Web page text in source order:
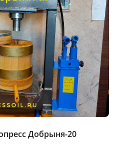
Добрыня-20